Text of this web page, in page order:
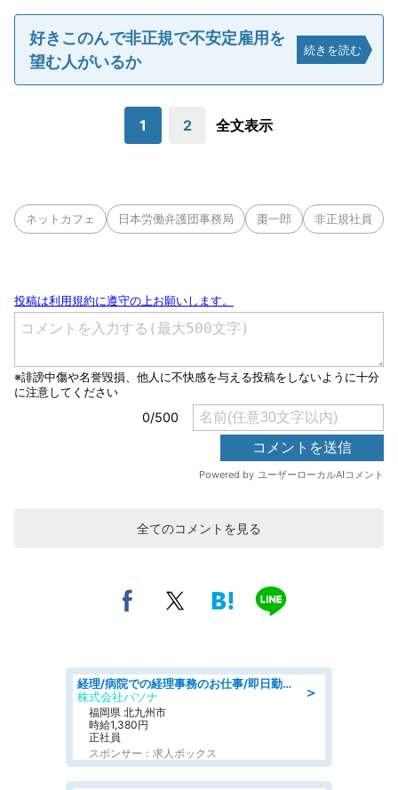
好きこのんで非正規で不安定雇用を
望む人がいるか
続きを読む
1 2 全文表示
ネットカフェ 日本労働弁護団事務局 棗一郎 非正規社員
全てのコメントを見る
＞
経理/病院での経理事務のお仕事/即日勤務可/車通勤可/経理/一般事務
株式会社パソナ
福岡県 北九州市
時給1,380円
正社員
スポンサー：求人ボックス